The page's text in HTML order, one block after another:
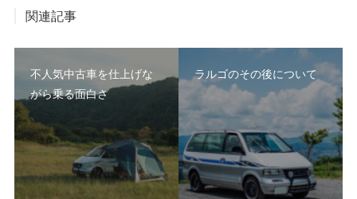
関連記事
不人気中古車を仕上げな
がら乗る面白さ
ラルゴのその後について